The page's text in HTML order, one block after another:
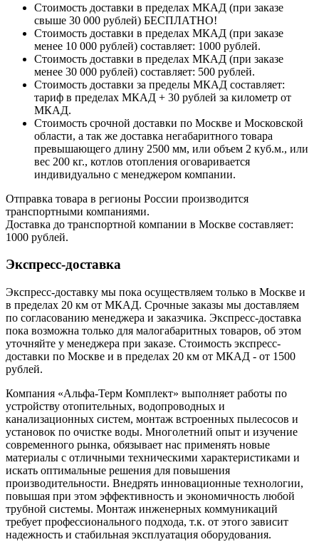
Стоимость доставки в пределах МКАД (при заказе
свыше 30 000 рублей) БЕСПЛАТНО!
Стоимость доставки в пределах МКАД (при заказе
менее 10 000 рублей) составляет: 1000 рублей.
Стоимость доставки в пределах МКАД (при заказе
менее 30 000 рублей) составляет: 500 рублей.
Стоимость доставки за пределы МКАД составляет:
тариф в пределах МКАД + 30 рублей за километр от
МКАД.
Стоимость срочной доставки по Москве и Московской
области, а так же доставка негабаритного товара
превышающего длину 2500 мм, или объем 2 куб.м., или
вес 200 кг., котлов отопления оговаривается
индивидуально с менеджером компании.
Отправка товара в регионы России производится
транспортными компаниями.
Доставка до транспортной компании в Москве составляет:
1000 рублей.
Экспресс-доставка
Экспресс-доставку мы пока осуществляем только в Москве и
в пределах 20 км от МКАД. Срочные заказы мы доставляем
по согласованию менеджера и заказчика. Экспресс-доставка
пока возможна только для малогабаритных товаров, об этом
уточняйте у менеджера при заказе. Стоимость экспресс-
доставки по Москве и в пределах 20 км от МКАД - от 1500
рублей.
Компания «Альфа-Терм Комплект» выполняет работы по
устройству отопительных, водопроводных и
канализационных систем, монтаж встроенных пылесосов и
установок по очистке воды. Многолетний опыт и изучение
современного рынка, обязывает нас применять новые
материалы с отличными техническими характеристиками и
искать оптимальные решения для повышения
производительности. Внедрять инновационные технологии,
повышая при этом эффективность и экономичность любой
трубной системы. Монтаж инженерных коммуникаций
требует профессионального подхода, т.к. от этого зависит
надежность и стабильная эксплуатация оборудования.